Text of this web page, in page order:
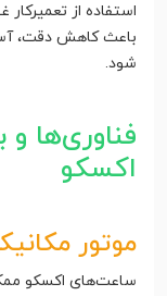
استفاده از
باعث کاهش دقت،
شود.
اکسکو
موتور
ساعت‌های اکسکو